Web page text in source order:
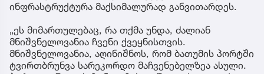
ინფრასტრუქტურა მაქსიმალურად განვითარდეს.
„ეს მიმართულებაც, რა თქმა უნდა, ძალიან
მნიშვნელოვანია ჩვენი ქვეყნისთვის.
მნიშვნელოვანია, აღინიშნოს, რომ ბათუმის პორტში
ტვირთბრუნვა სარეკორდო მაჩვენებელზეა ასული.